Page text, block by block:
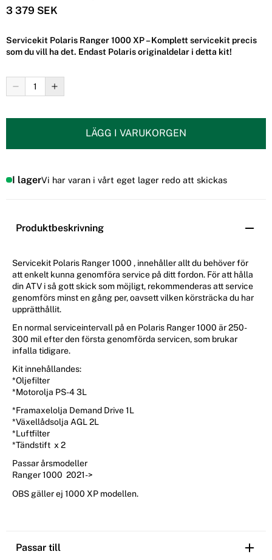
3 379 SEK
Servicekit Polaris Ranger 1000 XP – Komplett servicekit precis
som du vill ha det. Endast Polaris originaldelar i detta kit!
LÄGG I VARUKORGEN
I lagerVi har varan i vårt eget lager redo att skickas
Produktbeskrivning
Servicekit Polaris Ranger 1000 , innehåller allt du behöver för
att enkelt kunna genomföra service på ditt fordon. För att hålla
din ATV i så gott skick som möjligt, rekommenderas att service
genomförs minst en gång per, oavsett vilken körsträcka du har
upprätthållit.
En normal serviceintervall på en Polaris Ranger 1000 är 250-
300 mil efter den första genomförda servicen, som brukar
infalla tidigare.
Kit innehållandes:
*Oljefilter
*Motorolja PS-4 3L
*Framaxelolja Demand Drive 1L
*Växellådsolja AGL 2L
*Luftfilter
*Tändstift x 2
Passar årsmodeller
Ranger 1000 2021->
OBS gäller ej 1000 XP modellen.
Passar till